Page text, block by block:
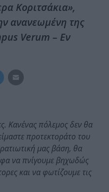
Κοριτσάκια»,
ανανεωμένη της
Verum – Εν
Κανένας πόλεμος δεν θα
προτεκτοράτο του
μας βάση, θα
να πνίγουμε βηχωδώς
και να φωτίζουμε τις